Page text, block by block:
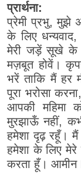
प्रार्थना:
प्रेमी प्रभु, मुझे
के लिए
मेरी जड़ें सूखे के
मज़बूत होवें।
भरें ताकि मैं
पूरा भरोसा
आपकी महिमा
मुरझाऊँ नहीं,
हमेशा दृढ़ रहूँ।
हमेशा के लिए मेरे
करता हूँ।